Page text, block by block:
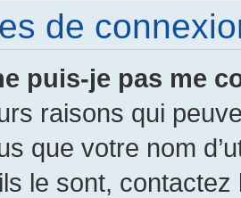
de
puis-je pas me
raisons qui
que votre nom
le sont,